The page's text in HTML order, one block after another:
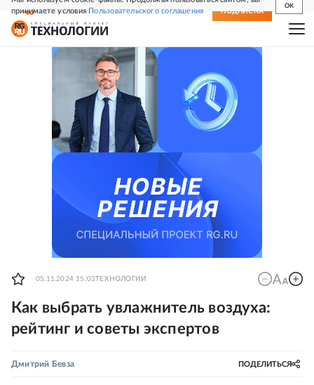
принимаете условияПользовательского соглашения
OK
СВЕЖИЙ НОМЕР ПОДПИСКА
05.11.2024 15:03ТЕХНОЛОГИИ
Как выбрать увлажнитель воздуха:
рейтинг и советы экспертов
Дмитрий Бевза ПОДЕЛИТЬСЯ